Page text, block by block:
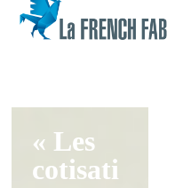
« Les
cotisati